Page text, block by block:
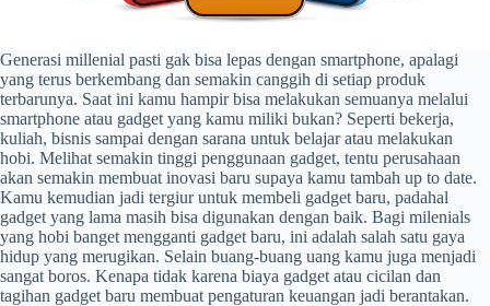
Generasi millenial pasti gak bisa lepas dengan smartphone, apalagi
yang terus berkembang dan semakin canggih di setiap produk
terbarunya. Saat ini kamu hampir bisa melakukan semuanya melalui
smartphone atau gadget yang kamu miliki bukan? Seperti bekerja,
kuliah, bisnis sampai dengan sarana untuk belajar atau melakukan
hobi. Melihat semakin tinggi penggunaan gadget, tentu perusahaan
akan semakin membuat inovasi baru supaya kamu tambah up to date.
Kamu kemudian jadi tergiur untuk membeli gadget baru, padahal
gadget yang lama masih bisa digunakan dengan baik. Bagi milenials
yang hobi banget mengganti gadget baru, ini adalah salah satu gaya
hidup yang merugikan. Selain buang-buang uang kamu juga menjadi
sangat boros. Kenapa tidak karena biaya gadget atau cicilan dan
tagihan gadget baru membuat pengaturan keuangan jadi berantakan.